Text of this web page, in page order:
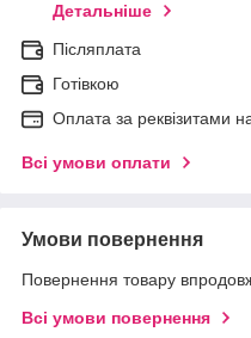
Детальніше
Післяплата
Готівкою
Оплата за реквізитами
Всі умови оплати
Умови повернення
Повернення товару
Всі умови повернення